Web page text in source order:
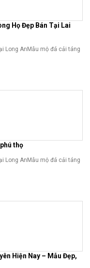
Họ Đẹp Bán Tại Lai
Long AnMẫu mộ đá cải táng
thọ
Long AnMẫu mộ đá cải táng
Hiện Nay – Mẫu Đẹp,